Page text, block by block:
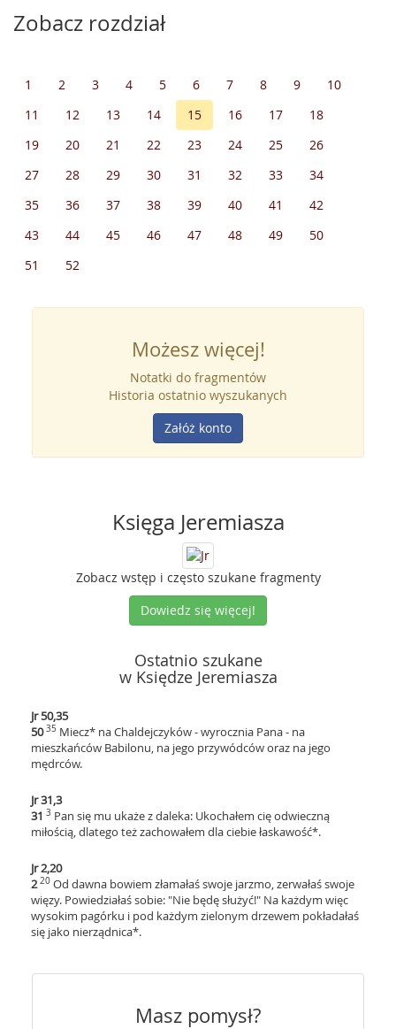
Zobacz rozdział
1 2 3 4 5 6 7 8 9
10
11
12 13 14 15 16 17
18
19
20 21 22 23 24 25
26
27
28 29 30 31 32 33
34
35
36 37 38 39 40 41
42
43
44 45 46 47 48 49
50
51
52
Możesz więcej!
Notatki do fragmentów
Historia ostatnio wyszukanych
Załóż konto
Księga Jeremiasza
Zobacz wstęp i często szukane fragmenty
Dowiedz się więcej!
Ostatnio szukane
w Księdze Jeremiasza
Jr 50,35
5035 Miecz* na Chaldejczyków - wyrocznia Pana - na
mieszkańców Babilonu, na jego przywódców oraz na jego
mędrców.
Jr 31,3
31 3 Pan się mu ukaże z daleka: Ukochałem cię odwieczną
miłością, dlatego też zachowałem dla ciebie łaskawość*.
Jr 2,20
2 20 Od dawna bowiem złamałaś swoje jarzmo, zerwałaś swoje
więzy. Powiedziałaś sobie: "Nie będę służyć!" Na każdym więc
wysokim pagórku i pod każdym zielonym drzewem pokładałaś
się jako nierządnica*.
Masz pomysł?